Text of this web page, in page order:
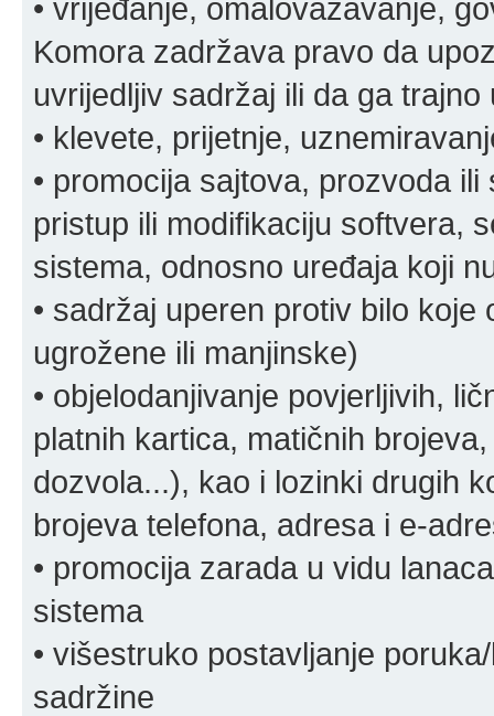
• vrijeđanje, omalovažavanje,
Komora zadržava pravo da
uvrijedljiv sadržaj ili da ga trajno
• klevete, prijetnje,
• promocija sajtova, prozvoda
pristup ili modifikaciju softvera,
sistema, odnosno uređaja koji
• sadržaj uperen protiv bilo
ugrožene ili manjinske)
• objelodanjivanje povjerljivih,
platnih kartica, matičnih
dozvola...), kao i lozinki drugih
brojeva telefona, adresa i e-
• promocija zarada u vidu
sistema
• višestruko postavljanje
sadržine